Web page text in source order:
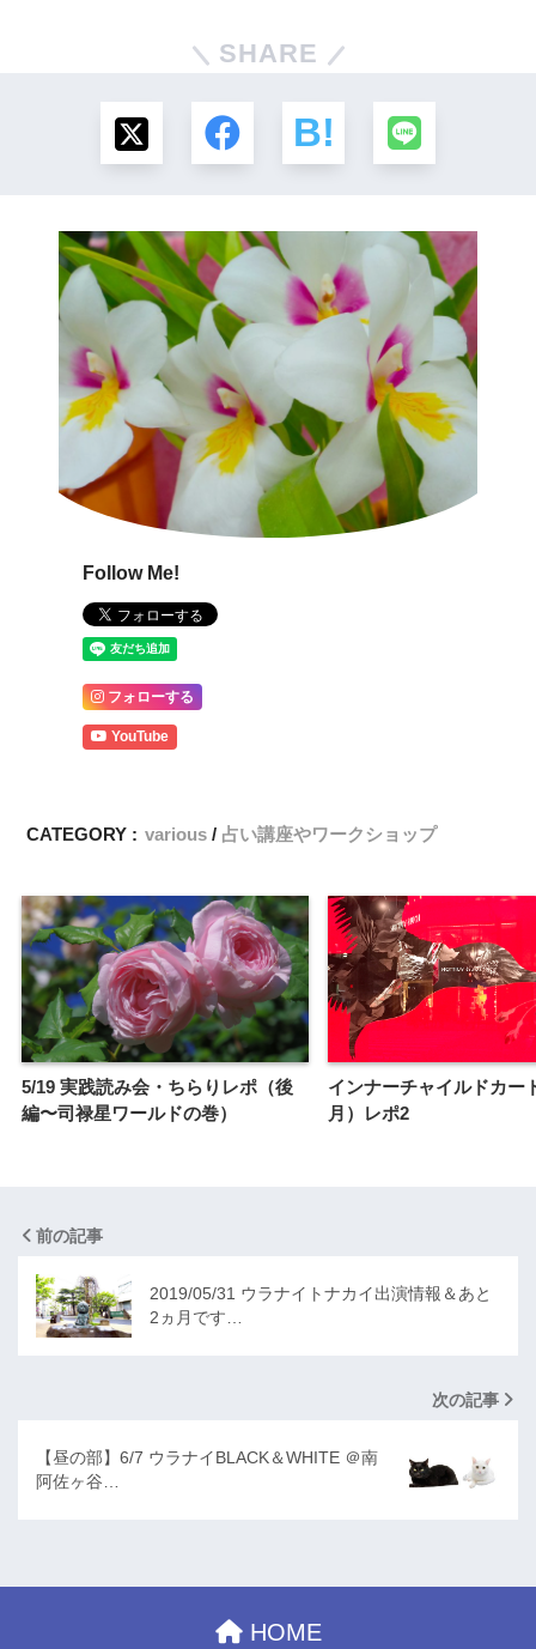
SHARE
Follow Me!
フォローする
YouTube
CATEGORY : various 占い講座やワークショップ
5/19 実践読み会・ちらりレポ（後
編〜司禄星ワールドの巻）
インナーチャイルドカー
月）レポ2
前の記事
2019/05/31 ウラナイトナカイ出演情報＆あと
2ヵ月です…
次の記事
【昼の部】6/7 ウラナイBLACK＆WHITE ＠南
阿佐ヶ谷…
HOME